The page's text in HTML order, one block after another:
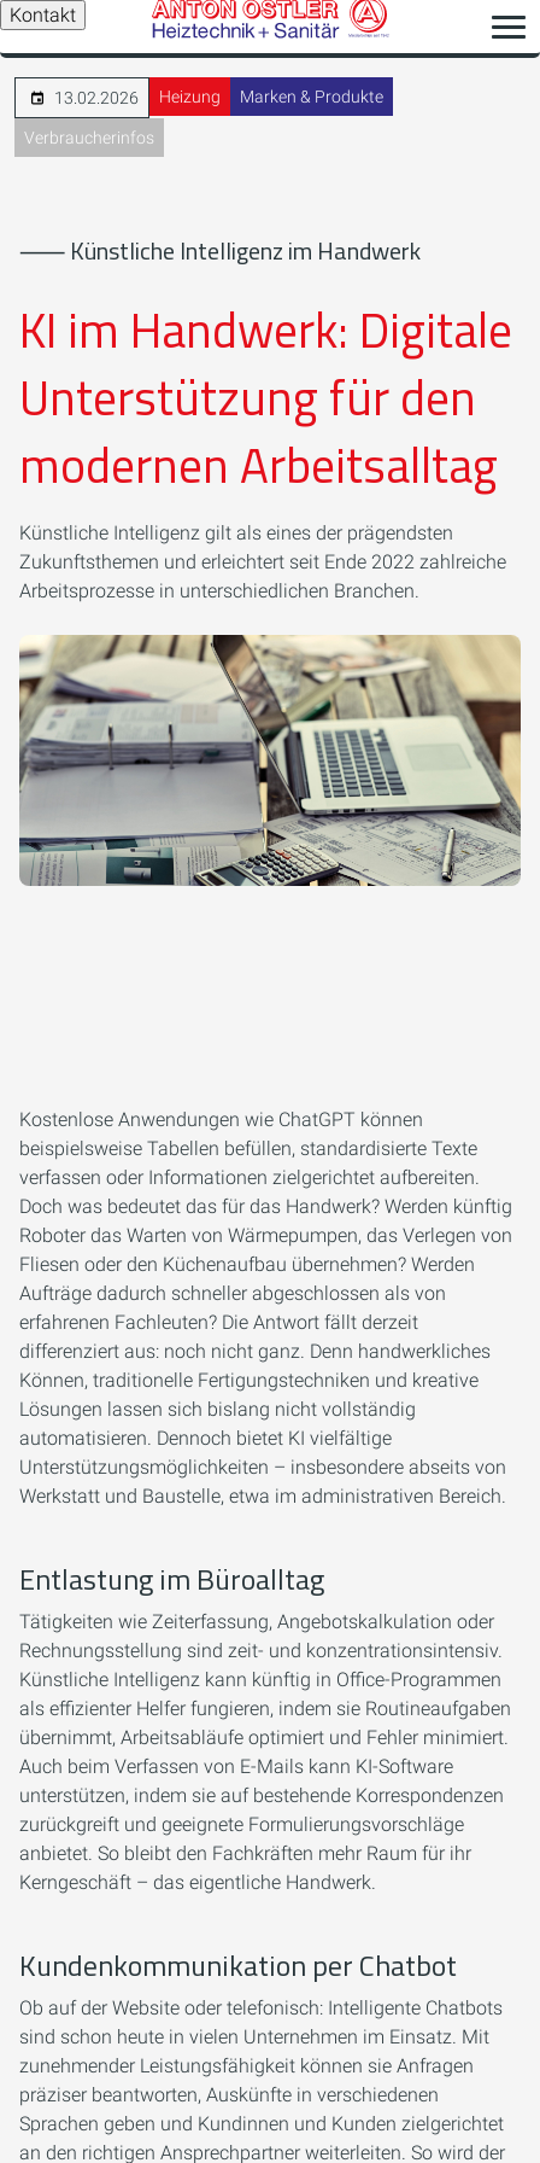
Kontakt
13.02.2026 Heizung Marken & Produkte
Verbraucherinfos
⸺ Künstliche Intelligenz im Handwerk
KI im Handwerk: Digitale
Unterstützung für den
modernen Arbeitsalltag
Künstliche Intelligenz gilt als eines der prägendsten
Zukunftsthemen und erleichtert seit Ende 2022 zahlreiche
Arbeitsprozesse in unterschiedlichen Branchen.
Kostenlose Anwendungen wie ChatGPT können
beispielsweise Tabellen befüllen, standardisierte Texte
verfassen oder Informationen zielgerichtet aufbereiten.
Doch was bedeutet das für das Handwerk? Werden künftig
Roboter das Warten von Wärmepumpen, das Verlegen von
Fliesen oder den Küchenaufbau übernehmen? Werden
Aufträge dadurch schneller abgeschlossen als von
erfahrenen Fachleuten? Die Antwort fällt derzeit
differenziert aus: noch nicht ganz. Denn handwerkliches
Können, traditionelle Fertigungstechniken und kreative
Lösungen lassen sich bislang nicht vollständig
automatisieren. Dennoch bietet KI vielfältige
Unterstützungsmöglichkeiten – insbesondere abseits von
Werkstatt und Baustelle, etwa im administrativen Bereich.
Entlastung im Büroalltag
Tätigkeiten wie Zeiterfassung, Angebotskalkulation oder
Rechnungsstellung sind zeit- und konzentrationsintensiv.
Künstliche Intelligenz kann künftig in Office-Programmen
als effizienter Helfer fungieren, indem sie Routineaufgaben
übernimmt, Arbeitsabläufe optimiert und Fehler minimiert.
Auch beim Verfassen von E-Mails kann KI-Software
unterstützen, indem sie auf bestehende Korrespondenzen
zurückgreift und geeignete Formulierungsvorschläge
anbietet. So bleibt den Fachkräften mehr Raum für ihr
Kerngeschäft – das eigentliche Handwerk.
Kundenkommunikation per Chatbot
Ob auf der Website oder telefonisch: Intelligente Chatbots
sind schon heute in vielen Unternehmen im Einsatz. Mit
zunehmender Leistungsfähigkeit können sie Anfragen
präziser beantworten, Auskünfte in verschiedenen
Sprachen geben und Kundinnen und Kunden zielgerichtet
an den richtigen Ansprechpartner weiterleiten. So wird der